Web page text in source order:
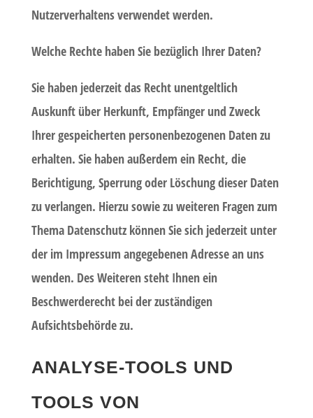
Nutzerverhaltens verwendet werden.
Welche Rechte haben Sie bezüglich Ihrer Daten?
Sie haben jederzeit das Recht unentgeltlich
Auskunft über Herkunft, Empfänger und Zweck
Ihrer gespeicherten personenbezogenen Daten zu
erhalten. Sie haben außerdem ein Recht, die
Berichtigung, Sperrung oder Löschung dieser Daten
zu verlangen. Hierzu sowie zu weiteren Fragen zum
Thema Datenschutz können Sie sich jederzeit unter
der im Impressum angegebenen Adresse an uns
wenden. Des Weiteren steht Ihnen ein
Beschwerderecht bei der zuständigen
Aufsichtsbehörde zu.
ANALYSE-TOOLS UND
TOOLS VON